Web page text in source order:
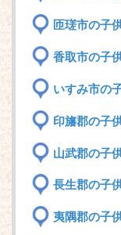
匝瑳市の子
香取市の子
いすみ市の
印旛郡の子
山武郡の子
長生郡の子
夷隅郡の子